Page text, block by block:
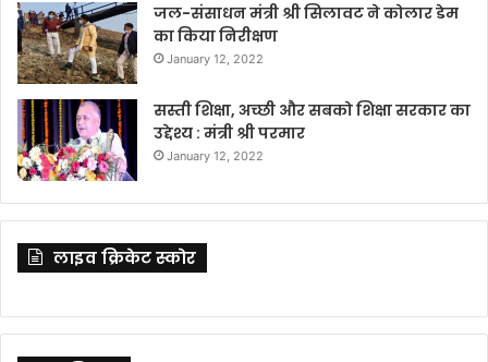
जल-संसाधन मंत्री श्री सिलावट ने कोलार डेम
का किया निरीक्षण
January 12, 2022
सस्ती शिक्षा, अच्छी और सबको शिक्षा सरकार का
उद्देश्य : मंत्री श्री परमार
January 12, 2022
लाइव क्रिकेट स्कोर